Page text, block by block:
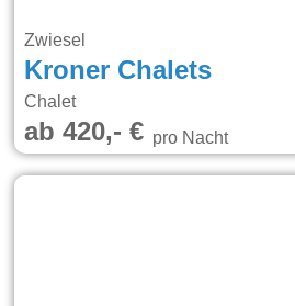
Zwiesel
Kroner Chalets
Chalet
ab 420,- €pro Nacht